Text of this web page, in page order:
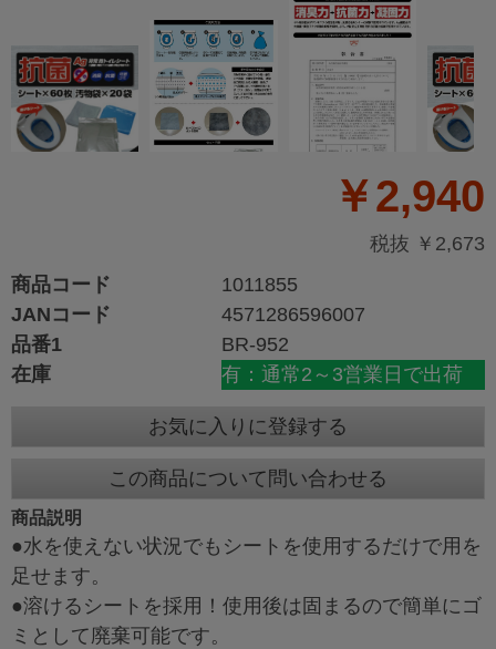
￥2,940
税抜 ￥2,673
商品コード
1011855
JANコード
4571286596007
品番1
BR-952
在庫
有：通常2～3営業日で出荷
お気に入りに登録する
この商品について問い合わせる
商品説明
●水を使えない状況でもシートを使用するだけで用を
足せます。
●溶けるシートを採用！使用後は固まるので簡単にゴ
ミとして廃棄可能です。